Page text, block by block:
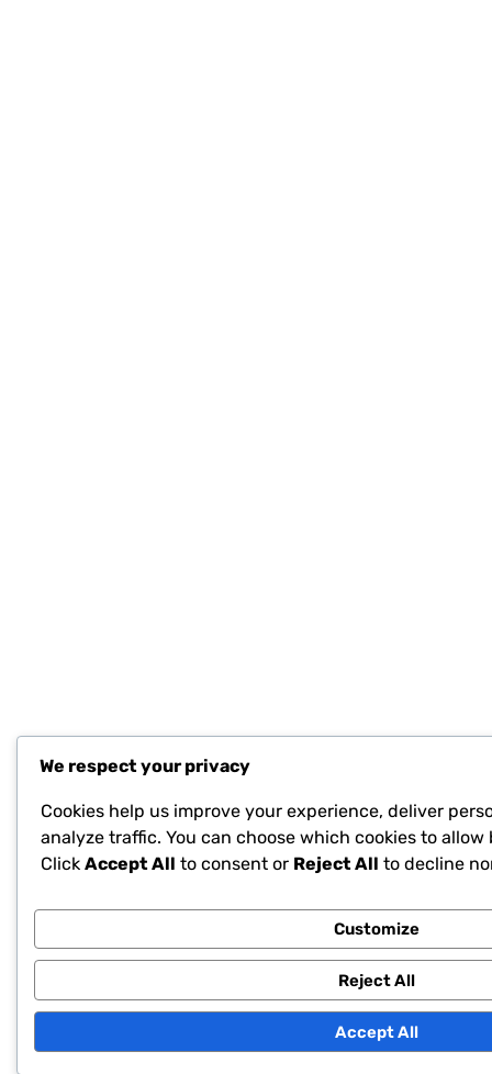
We respect your privacy
Cookies help us improve your experience, deliver
analyze traffic. You can choose which cookies to
Click Accept All to consent or Reject All to decline
Customize
Reject All
Accept All